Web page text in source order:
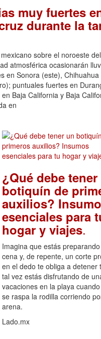
muy fuertes
durante la
sobre el noroeste
atmosférica ocasionarán
en Sonora (este),
puntuales fuertes en
Baja California y Baja
en
¿Qué debe tener
botiquín de
auxilios?
esenciales para
hogar y viajes.
Imagina que estás
cena y, de repente, un corte
en el dedo te obliga a detener
tal vez estás disfrutando de
vacaciones en la playa
se raspa la rodilla corriendo
arena.
Lado.mx